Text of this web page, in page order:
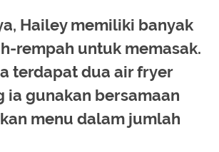
Hailey memiliki banyak
rempah untuk memasak.
terdapat dua air fryer
ia gunakan bersamaan
menu dalam jumlah